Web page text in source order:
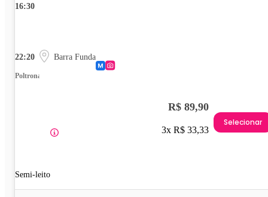
16:30
22:20 Barra Funda
Poltrona
Semi-leito
R$ 89,90
3x R$ 33,33
Selecionar